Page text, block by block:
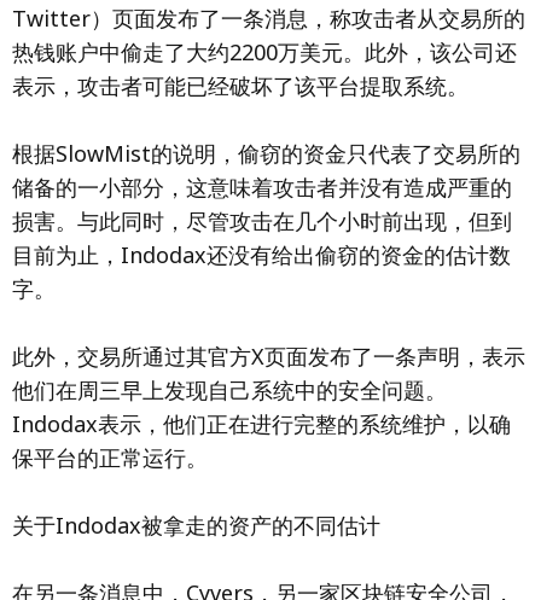
Twitter）页面发布了一条消息，称攻击者从交易所的
热钱账户中偷走了大约2200万美元。此外，该公司还
表示，攻击者可能已经破坏了该平台提取系统。
根据SlowMist的说明，偷窃的资金只代表了交易所的
储备的一小部分，这意味着攻击者并没有造成严重的
损害。与此同时，尽管攻击在几个小时前出现，但到
目前为止，Indodax还没有给出偷窃的资金的估计数
字。
此外，交易所通过其官方X页面发布了一条声明，表示
他们在周三早上发现自己系统中的安全问题。
Indodax表示，他们正在进行完整的系统维护，以确
保平台的正常运行。
关于Indodax被拿走的资产的不同估计
在另一条消息中，Cyvers，另一家区块链安全公司，